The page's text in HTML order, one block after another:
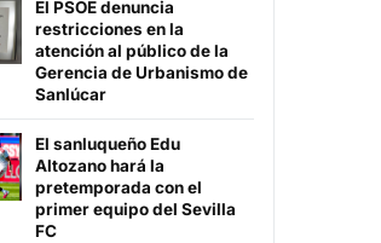
El PSOE denuncia
restricciones en la
atención al público de la
Gerencia de Urbanismo de
Sanlúcar
El sanluqueño Edu
Altozano hará la
pretemporada con el
primer equipo del Sevilla
FC